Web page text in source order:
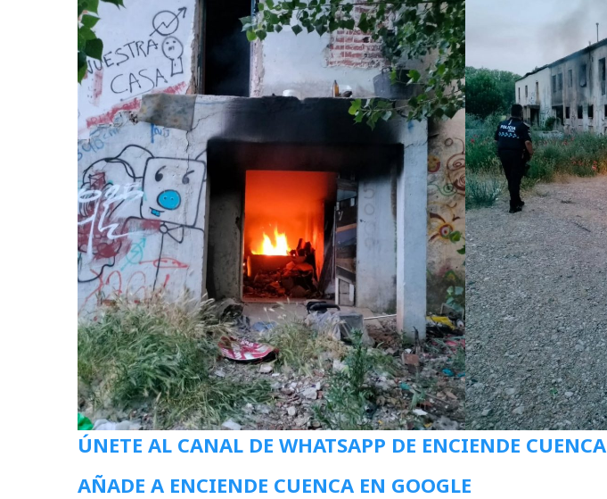
ÚNETE AL CANAL DE WHATSAPP DE ENCIENDE CUENCA
AÑADE A ENCIENDE CUENCA EN GOOGLE